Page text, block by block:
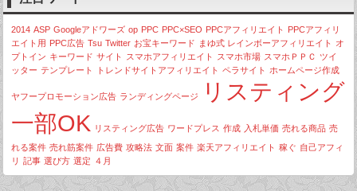
2014 ASP Googleアドワーズ op PPC PPC×SEO PPCアフィリエイト
PPCアフィリ
エイト用
PPC広告 Tsu Twitter お宝キーワード まゆ式 レインボーアフィリエイト オ
プトイン キーワード サイト スマホアフィリエイト スマホ市場 スマホＰＰＣ ツイ
ッター テンプレート トレンドサイトアフィリエイト ペラサイト ホームページ作成
ヤフープロモーション広告 ランディングページ
リスティング
一部OK リスティング広告 ワードプレス 作成 入札単価 売れる商品 売
れる案件 売れ筋案件 広告費 攻略法 文面 案件 楽天アフィリエイト 稼ぐ 自己アフィ
リ
記事 選び方 選定 ４月